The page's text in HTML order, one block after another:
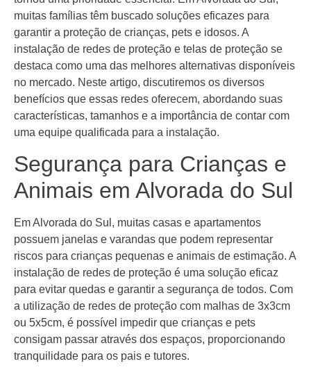
muitas famílias têm buscado soluções eficazes para
garantir a proteção de crianças, pets e idosos. A
instalação de redes de proteção e telas de proteção se
destaca como uma das melhores alternativas disponíveis
no mercado. Neste artigo, discutiremos os diversos
benefícios que essas redes oferecem, abordando suas
características, tamanhos e a importância de contar com
uma equipe qualificada para a instalação.
Segurança para Crianças e
Animais em Alvorada do Sul
Em Alvorada do Sul, muitas casas e apartamentos
possuem janelas e varandas que podem representar
riscos para crianças pequenas e animais de estimação. A
instalação de redes de proteção é uma solução eficaz
para evitar quedas e garantir a segurança de todos. Com
a utilização de redes de proteção com malhas de 3x3cm
ou 5x5cm, é possível impedir que crianças e pets
consigam passar através dos espaços, proporcionando
tranquilidade para os pais e tutores.